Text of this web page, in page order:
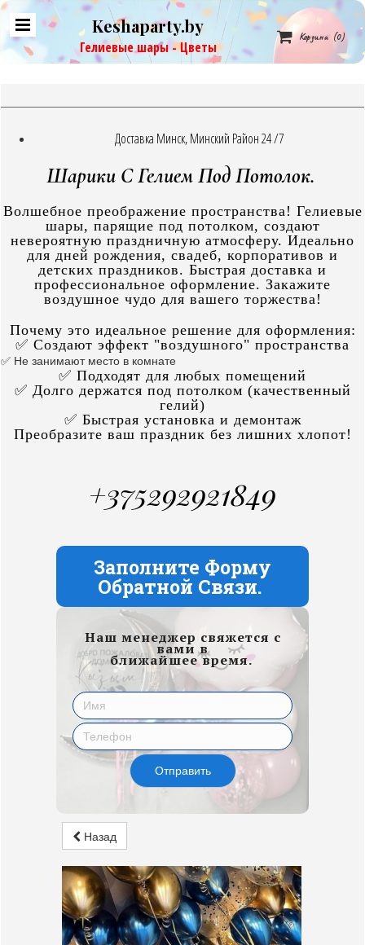
Keshaparty.by
Гелиевые шары - Цветы
 Корзина (0)
Доставка Минск, Минский Район 24 /7
Шарики С Гелием Под Потолок.
Волшебное преображение пространства! Гелиевые
шары, парящие под потолком, создают
невероятную праздничную атмосферу. Идеально
для дней рождения, свадеб, корпоративов и
детских праздников. Быстрая доставка и
профессиональное оформление. Закажите
воздушное чудо для вашего торжества!
Почему это идеальное решение для оформления:
✅ Создают эффект "воздушного" пространства
✅ Не занимают место в комнате
✅ Подходят для любых помещений
✅ Долго держатся под потолком (качественный
гелий)
✅ Быстрая установка и демонтаж
Преобразите ваш праздник без лишних хлопот!
+375292921849
Заполните Форму
Обратной Связи.
Наш менеджер свяжется с
вами в
ближайшее время.
Отправить
Назад